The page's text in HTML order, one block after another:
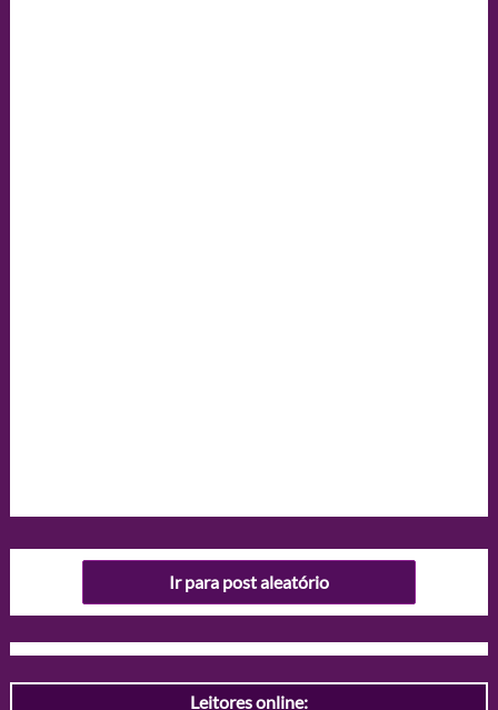
Ir para post aleatório
Leitores online: